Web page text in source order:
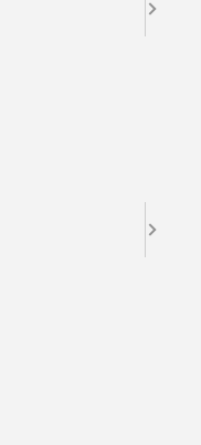
um eine kompakte
im SHK-Bereich. Das